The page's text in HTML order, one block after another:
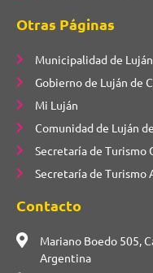
Otras Páginas
Municipalidad de
Gobierno de Luján de
Mi Luján
Comunidad de Luján
Secretaría de Turismo
Secretaría de Turismo
Contacto
Mariano Boedo 505,
Argentina